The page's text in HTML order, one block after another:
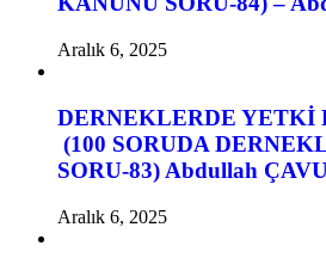
Aralık 6, 2025
DERNEKLERDE YETKİ
(100 SORUDA
SORU-83) Abdullah
Aralık 6, 2025